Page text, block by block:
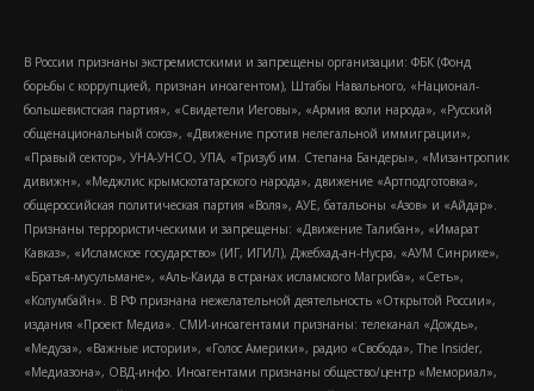
В России признаны экстремистскими и запрещены организации: ФБК (Фонд
борьбы с коррупцией, признан иноагентом), Штабы Навального, «Национал-
большевистская партия», «Свидетели Иеговы», «Армия воли народа», «Русский
общенациональный союз», «Движение против нелегальной иммиграции»,
«Правый сектор», УНА-УНСО, УПА, «Тризуб им. Степана Бандеры», «Мизантропик
дивижн», «Меджлис крымскотатарского народа», движение «Артподготовка»,
общероссийская политическая партия «Воля», АУЕ, батальоны «Азов» и «Айдар».
Признаны террористическими и запрещены: «Движение Талибан», «Имарат
Кавказ», «Исламское государство» (ИГ, ИГИЛ), Джебхад-ан-Нусра, «АУМ Синрике»,
«Братья-мусульмане», «Аль-Каида в странах исламского Магриба», «Сеть»,
«Колумбайн». В РФ признана нежелательной деятельность «Открытой России»,
издания «Проект Медиа». СМИ-иноагентами признаны: телеканал «Дождь»,
«Медуза», «Важные истории», «Голос Америки», радио «Свобода», The Insider,
«Медиазона», ОВД-инфо. Иноагентами признаны общество/центр «Мемориал»,